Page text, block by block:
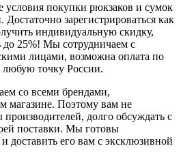
покупки рюкзаков и сумок
зарегистрироваться как
индивидуальную скидку,
до 25%! Мы сотрудничаем с
лицами, возможна оплата по
любую точку России.
со всеми брендами,
магазине. Поэтому вам не
производителей, долго обсуждать с
поставки. Мы готовы
и доставить его вам с эксклюзивной